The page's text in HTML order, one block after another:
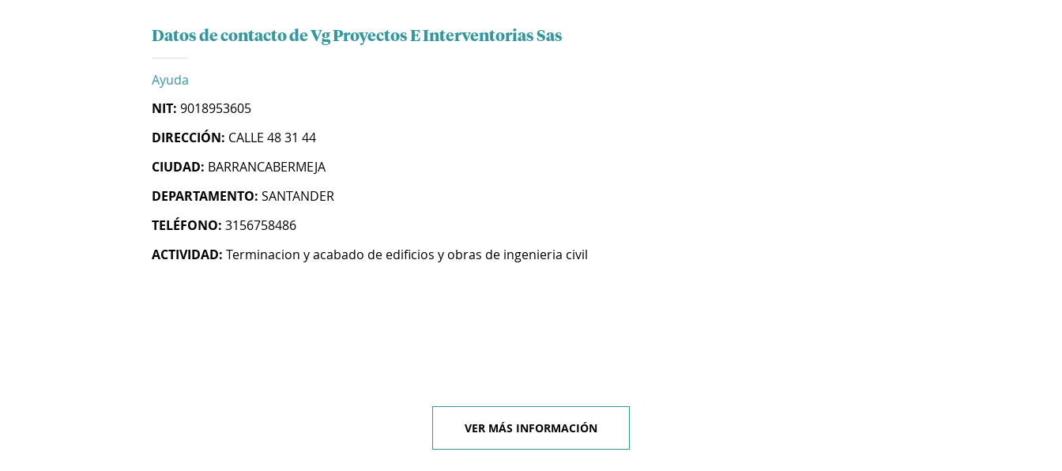
Datos de contacto de Vg Proyectos E Interventorias Sas
Ayuda
NIT: 9018953605
DIRECCIÓN: CALLE 48 31 44
CIUDAD: BARRANCABERMEJA
DEPARTAMENTO: SANTANDER
TELÉFONO: 3156758486
ACTIVIDAD: Terminacion y acabado de edificios y obras de ingenieria civil
VER MÁS INFORMACIÓN